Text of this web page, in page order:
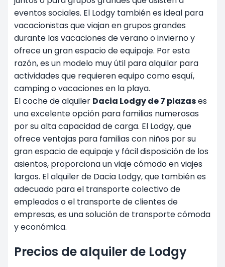
eventos sociales. El Lodgy también es ideal para
vacacionistas que viajan en grupos grandes
durante las vacaciones de verano o invierno y
ofrece un gran espacio de equipaje. Por esta
razón, es un modelo muy útil para alquilar para
actividades que requieren equipo como esquí,
camping o vacaciones en la playa.
El coche de alquiler Dacia Lodgy de 7 plazases
una excelente opción para familias numerosas
por su alta capacidad de carga. El Lodgy, que
ofrece ventajas para familias con niños por su
gran espacio de equipaje y fácil disposición de los
asientos, proporciona un viaje cómodo en viajes
largos. El alquiler de Dacia Lodgy, que también es
adecuado para el transporte colectivo de
empleados o el transporte de clientes de
empresas, es una solución de transporte cómoda
y económica.
Precios de alquiler de Lodgy